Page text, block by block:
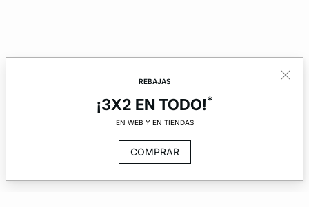
REBAJAS
¡3X2 EN TODO!*
EN WEB Y EN TIENDAS
COMPRAR